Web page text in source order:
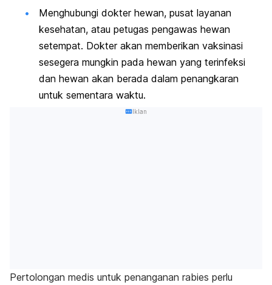
Menghubungi dokter hewan, pusat layanan
kesehatan, atau petugas pengawas hewan
setempat. Dokter akan memberikan vaksinasi
sesegera mungkin pada hewan yang terinfeksi
dan hewan akan berada dalam penangkaran
untuk sementara waktu.
Iklan
Pertolongan medis untuk penanganan rabies perlu